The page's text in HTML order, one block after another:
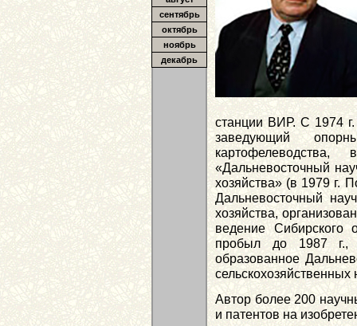
сентябрь
октябрь
ноябрь
декабрь
станции ВИР. С 1974
заведующий
«Дальневосточный
хозяйства» (в 1979 г.
Дальневосточный
хозяйства,
ведение Сибирского
пробыл до 1987 г.,
образованное
сельскохозяйственных
Автор более 200
и патентов на